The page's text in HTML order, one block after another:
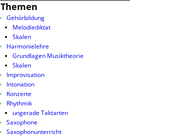
Themen
Gehörbildung
Melodiediktat
Skalen
Harmonielehre
Grundlagen Musiktheorie
Skalen
Improvisation
Intonation
Konzerte
Rhythmik
ungerade Taktarten
Saxophone
Saxophonunterricht